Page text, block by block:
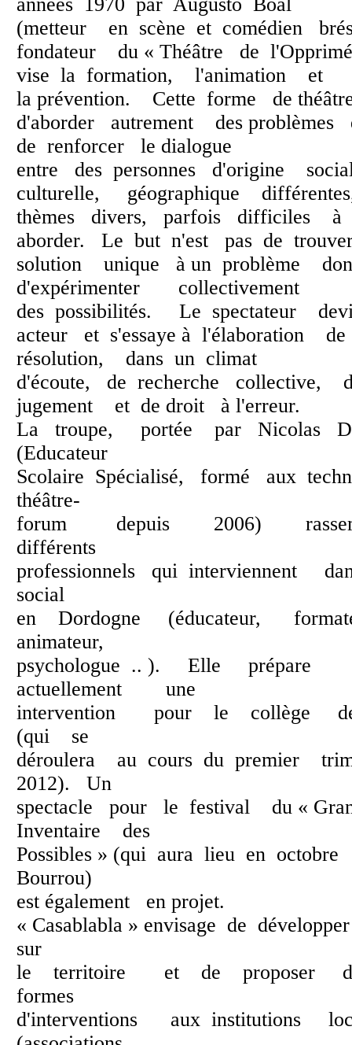
(metteur en scène et comédien
fondateur du « Théâtre de
vise la formation, l'animation et
la prévention. Cette forme de
d'aborder autrement des problèmes
de renforcer le dialogue
entre des personnes d'origine
culturelle, géographique
thèmes divers, parfois difficiles à
aborder. Le but n'est pas de
solution unique à un problème
d'expérimenter collectivement
des possibilités. Le spectateur
acteur et s'essaye à l'élaboration
résolution, dans un climat
d'écoute, de recherche collective,
jugement et de droit à l'erreur.
La troupe, portée par Nicolas
(Educateur
Scolaire Spécialisé, formé aux
théâtre-
forum depuis 2006)
différents
professionnels qui interviennent
social
en Dordogne (éducateur,
animateur,
psychologue .. ). Elle prépare
actuellement une
intervention pour le collège
(qui se
déroulera au cours du premier
2012). Un
spectacle pour le festival du «
Inventaire des
Possibles » (qui aura lieu en
Bourrou)
est également en projet.
« Casablabla » envisage de
sur
le territoire et de proposer
formes
d'interventions aux institutions